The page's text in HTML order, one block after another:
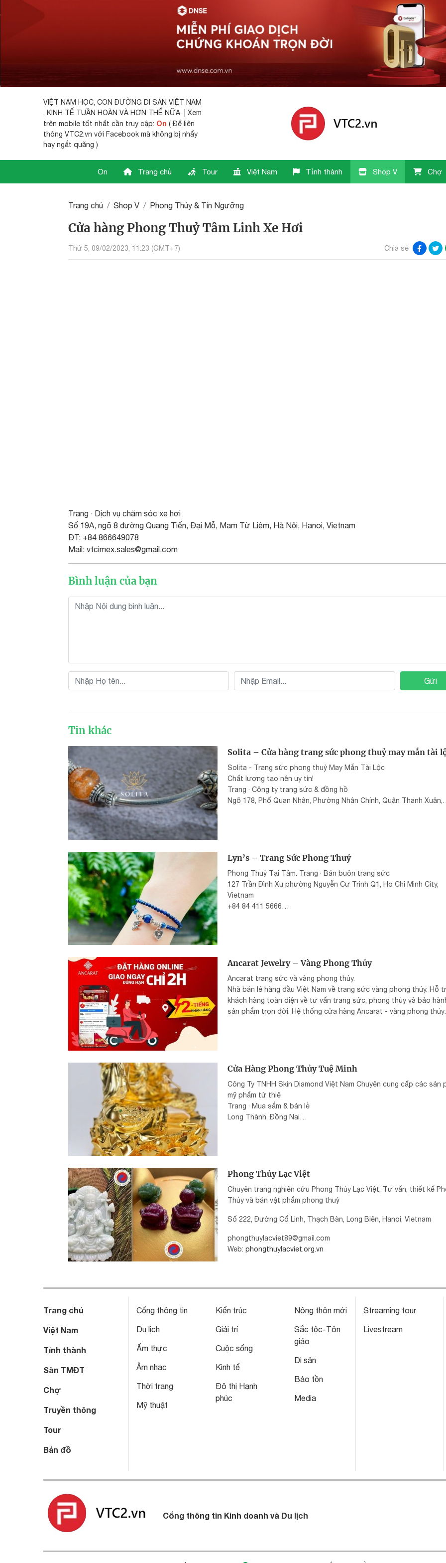
VIỆT NAM HỌC, CON ĐƯỜNG DI SẢN VIỆT NAM
, KINH TẾ TUẦN HOÀN VÀ HƠN THẾ NỮA | Xem
trên mobile tốt nhất cần truy cập: On ( Để liên
thông VTC2.vn với Facebook mà không bị nhẩy
hay ngắt quãng )
On Trang chủ Tour Việt Nam Tỉnh thành Shop V Chợ
Trang chủ Shop V Phong Thủy & Tín Ngưỡng
Cửa hàng Phong Thuỷ Tâm Linh Xe Hơi
Thứ 5, 09/02/2023, 11:23 (GMT+7) Chia sẻ
Trang · Dịch vụ chăm sóc xe hơi
Số 19A, ngõ 8 đường Quang Tiến, Đại Mỗ, Mam Từ Liêm, Hà Nội, Hanoi, Vietnam
ĐT: +84 866649078
Mail: vtcimex.sales@gmail.com
Bình luận của bạn
Gửi
Tin khác
Solita – Cửa hàng trang sức phong thuỷ may mắn tài
Solita - Trang sức phong thuỷ May Mắn Tài Lộc
Chất lượng tạo nên uy tín!
Trang · Công ty trang sức & đồng hồ
Ngõ 178, Phố Quan Nhân, Phường Nhân Chính, Quận Thanh Xuân,
Lyn’s – Trang Sức Phong Thuỷ
Phong Thuỷ Tại Tâm. Trang · Bán buôn trang sức
127 Trần Đình Xu phường Nguyễn Cư Trinh Q1, Ho Chi Minh City,
Vietnam
+84 84 411 5666
Ancarat Jewelry – Vàng Phong Thủy
Ancarat trang sức và vàng phong thủy.
Nhà bán lẻ hàng đầu Việt Nam về trang sức vàng phong thủy. Hỗ
khách hàng toàn diện về tư vấn trang sức, phong thủy và bảo
sản phẩm trọn đời. Hệ thống cửa hàng Ancarat - vàng phong thủy:
Cửa Hàng Phong Thủy Tuệ Minh
Công Ty TNHH Skin Diamond Việt Nam Chuyên cung cấp các sản
mỹ phẩm từ thiê
Trang · Mua sắm & bán lẻ
Long Thành, Đồng Nai
Phong Thủy Lạc Việt
Chuyên trang nghiên cứu Phong Thủy Lạc Việt, Tư vấn, thiết kế
Thủy và bán vật phẩm phong thuỷ
Số 222, Đường Cổ Linh, Thạch Bàn, Long Biên, Hanoi, Vietnam
phongthuylacviet89@gmail.com
Web: phongthuylacviet.org.vn
Trang chủ
Việt Nam
Tỉnh thành
Sàn TMĐT
Chợ
Truyền thông
Tour
Bản đồ
Cổng thông tin
Du lịch
Ẩm thực
Âm nhạc
Thời trang
Mỹ thuật
Kiến trúc
Giải trí
Cuộc sống
Kinh tế
Đô thị Hạnh
phúc
Nông thôn mới
Sắc tộc-Tôn
giáo
Di sản
Bảo tồn
Media
Streaming tour
Livestream
Cổng thông tin Kinh doanh và Du lịch